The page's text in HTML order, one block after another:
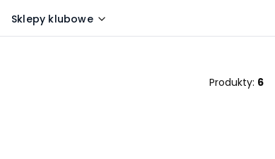
Sklepy klubowe
Produkty: 6